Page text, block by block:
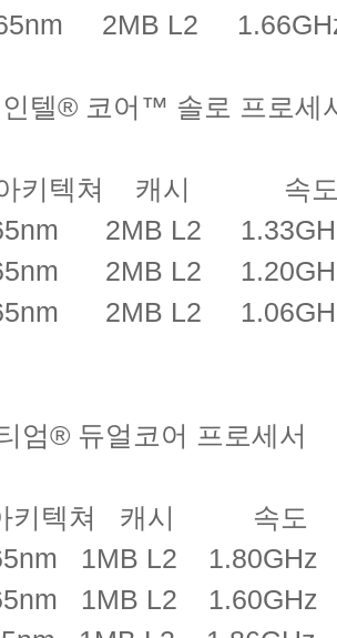
2MB L2
인텔® 코어™ 솔로 프로세
키텍쳐 캐시 속도
2MB L2
2MB L2
2MB L2
엄® 듀얼코어 프로세서
키텍쳐 캐시 속도
1MB L2
1MB L2